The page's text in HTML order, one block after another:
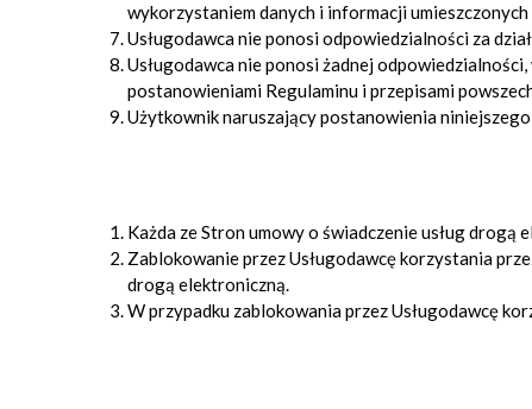
wykorzystaniem danych i informacji
Usługodawca nie ponosi odpowiedzialności za
Usługodawca nie ponosi żadnej
postanowieniami Regulaminu i przepisami
Użytkownik naruszający postanowienia
Każda ze Stron umowy o świadczenie usług
Zablokowanie przez Usługodawcę korzystania
drogą elektroniczną.
W przypadku zablokowania przez Usługodawcę